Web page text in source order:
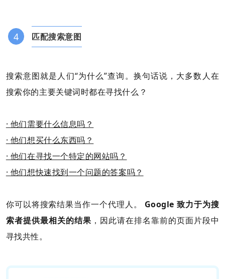
4 匹配搜索意图
搜索意图就是人们“为什么”查询。换句话说，大多数人在
搜索你的主要关键词时都在寻找什么？
· 他们需要什么信息吗？
· 他们想买什么东西吗？
· 他们在寻找一个特定的网站吗？
· 他们想快速找到一个问题的答案吗？
你可以将搜索结果当作一个代理人。
Google 致力于为搜
索者提供最相关的结果 ，因此请在排名靠前的页面片段中
寻找共性。